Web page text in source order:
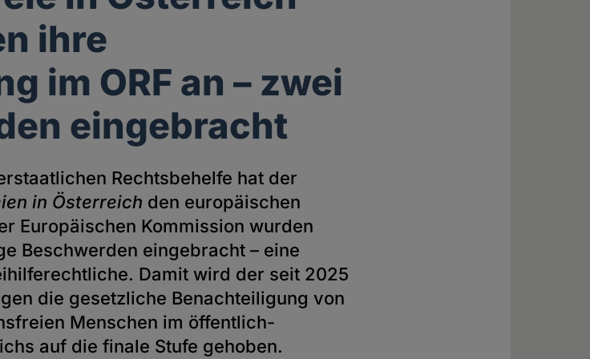
ihre
im ORF an – zwei
eingebracht
Rechtsbehelfe hat der
in Österreich den europäischen
Europäischen Kommission wurden
Beschwerden eingebracht – eine
Damit wird der seit 2025
die gesetzliche Benachteiligung von
Menschen im öffentlich-
auf die finale Stufe gehoben.